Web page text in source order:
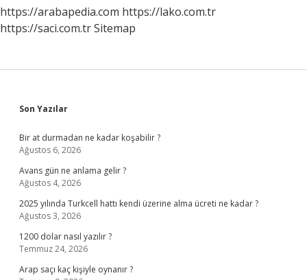
https://arabapedia.com https://lako.com.tr
https://saci.com.trSitemap
Sidebar
Son Yazılar
Bir at durmadan ne kadar koşabilir ?
Ağustos 6, 2026
Avans gün ne anlama gelir ?
Ağustos 4, 2026
2025 yılında Turkcell hattı kendi üzerine alma ücreti ne kadar ?
Ağustos 3, 2026
1200 dolar nasıl yazılır ?
Temmuz 24, 2026
Arap saçı kaç kişiyle oynanır ?